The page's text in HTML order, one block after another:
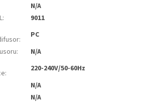
N/A
:
9011
:
PC
:
N/A
:
220-240V/50-60Hz
N/A
N/A